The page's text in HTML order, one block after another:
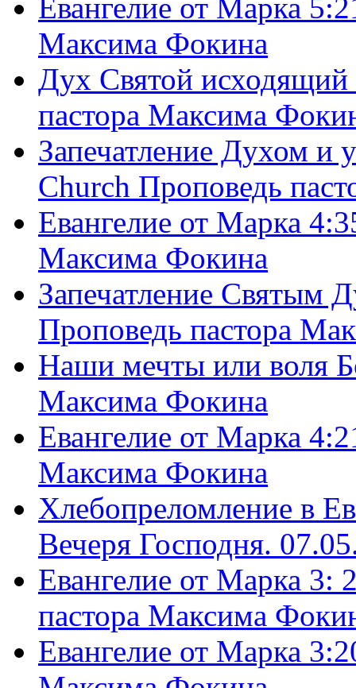
Евангелие от Марка
Максима Фокина
Дух Святой
пастора Максима
Запечатление Духом и
Church Проповедь
Евангелие от Марка
Максима Фокина
Запечатление Святым
Проповедь пастора
Наши мечты или воля
Максима Фокина
Евангелие от Марка
Максима Фокина
Хлебопреломление в
Вечеря Господня.
Евангелие от Марка 3:
пастора Максима
Евангелие от Марка